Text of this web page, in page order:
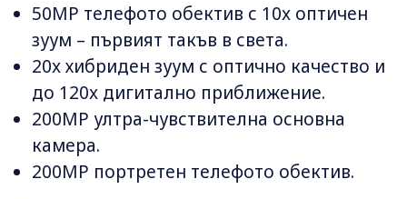
50MP телефото обектив с 10x оптичен
зуум – първият такъв в света.
20x хибриден зуум с оптично качество и
до 120x дигитално приближение.
200MP ултра-чувствителна основна
камера.
200MP портретен телефото обектив.